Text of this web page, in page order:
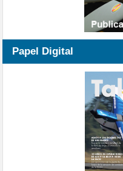
Papel Digital